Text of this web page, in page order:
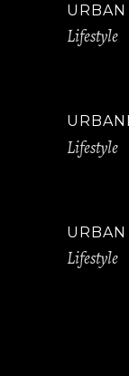
Lifestyle
Lifestyle
Lifestyle